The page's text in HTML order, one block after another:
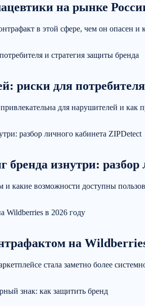
на рынке
в этой сфере, чем он опасен
риски для
для нарушителей и
изнутри:
и какие возможности доступны
на
стала заметно более